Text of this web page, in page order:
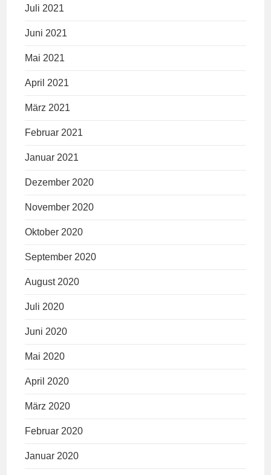
Juli 2021
Juni 2021
Mai 2021
April 2021
März 2021
Februar 2021
Januar 2021
Dezember 2020
November 2020
Oktober 2020
September 2020
August 2020
Juli 2020
Juni 2020
Mai 2020
April 2020
März 2020
Februar 2020
Januar 2020